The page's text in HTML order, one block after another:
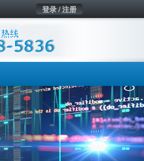
登录 / 注册